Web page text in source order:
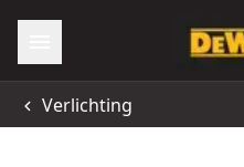
Verlichting